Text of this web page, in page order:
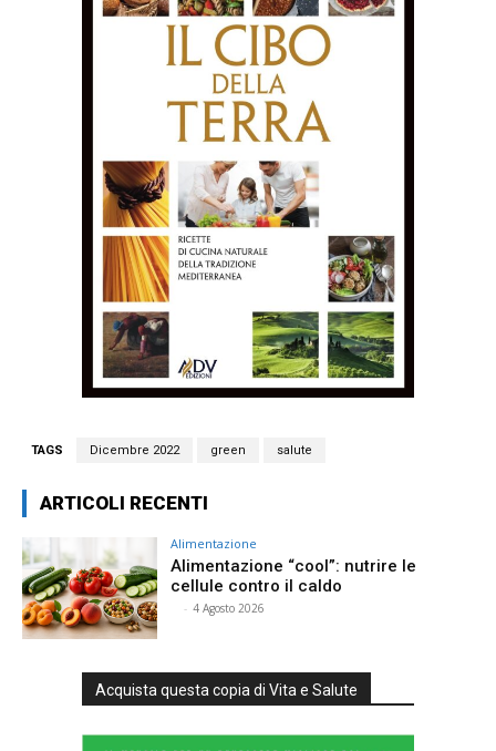
TAGS Dicembre 2022 green salute
ARTICOLI RECENTI
Alimentazione
Alimentazione “cool”: nutrire le
cellule contro il caldo
- 4 Agosto 2026
Acquista questa copia di Vita e Salute